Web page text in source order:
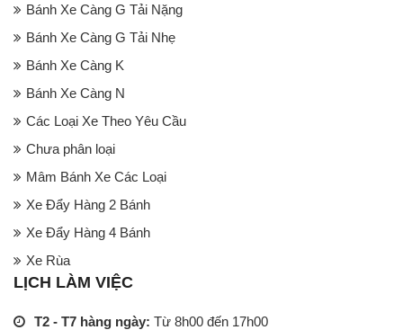
Bánh Xe Càng G Tải Nặng
Bánh Xe Càng G Tải Nhẹ
Bánh Xe Càng K
Bánh Xe Càng N
Các Loại Xe Theo Yêu Cầu
Chưa phân loại
Mâm Bánh Xe Các Loại
Xe Đẩy Hàng 2 Bánh
Xe Đẩy Hàng 4 Bánh
Xe Rùa
LỊCH LÀM VIỆC
T2 - T7 hàng ngày: Từ 8h00 đến 17h00